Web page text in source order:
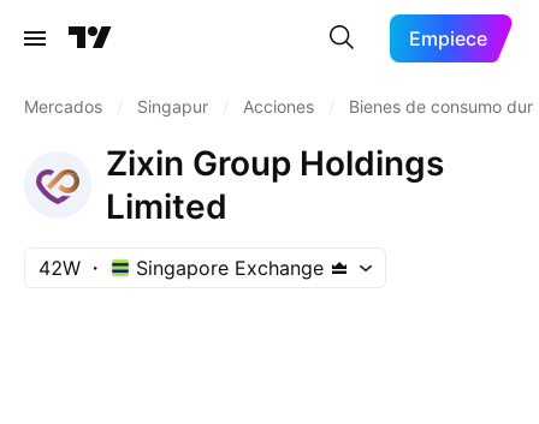
Empiece
Mercados Singapur Acciones Bienes de consumo
Zixin Group Holdings
Limited
42W Singapore Exchange